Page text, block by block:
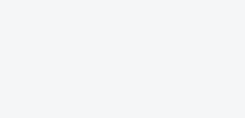
webbplats.